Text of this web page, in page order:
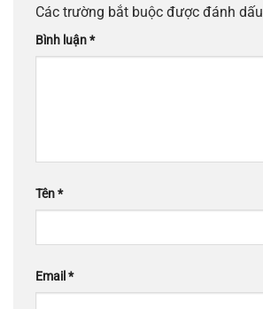
Các trường bắt buộc được đánh dấu
Bình luận*
Tên*
Email *